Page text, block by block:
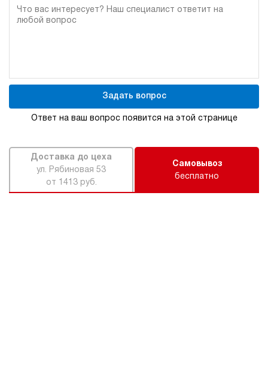
Ответ на ваш вопрос появится на этой странице
Задать вопрос
Доставка до цеха
ул. Рябиновая 53
от 1413 руб.
Самовывоз
бесплатно